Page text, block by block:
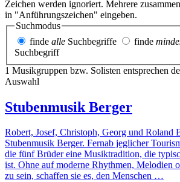
Zeichen werden ignoriert. Mehrere
in "Anführungszeichen" eingeben.
Suchmodus
finde alle Suchbegriffe finde
Suchbegriff
1 Musikgruppen bzw. Solisten entsprechen
Auswahl
Stubenmusik Berger
Robert, Josef, Christoph, Georg und Roland
Stubenmusik Berger. Fernab jeglicher
die fünf Brüder eine Musiktradition, die
ist. Ohne auf moderne Rhythmen, Melodien
zu sein, schaffen sie es, den Menschen …